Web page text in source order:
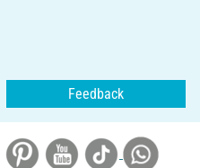
Feedback